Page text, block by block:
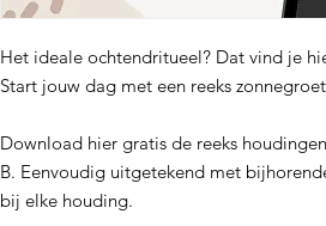
Het ideale ochtendritueel? Dat vind je
Start jouw dag met een reeks
Download hier gratis de reeks
B. Eenvoudig uitgetekend met
bij elke houding.